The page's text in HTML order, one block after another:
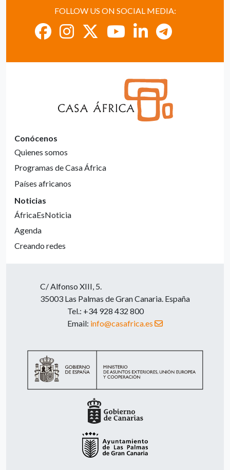
FOLLOW US ON SOCIAL MEDIA:
Conócenos
Quienes somos
Programas de Casa África
Países africanos
Noticias
ÁfricaEsNoticia
Agenda
Creando redes
C/ Alfonso XIII, 5.
35003 Las Palmas de Gran Canaria. España
Tel.: +34 928 432 800
Email: info@casafrica.es